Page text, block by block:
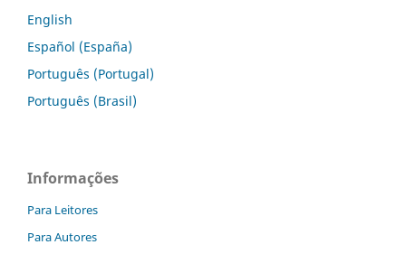
English
Español (España)
Português (Portugal)
Português (Brasil)
Informações
Para Leitores
Para Autores